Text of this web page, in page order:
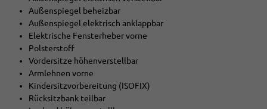
Außenspiegel beheizbar
Außenspiegel elektrisch anklappbar
Elektrische Fensterheber vorne
Polsterstoff
Vordersitze höhenverstellbar
Armlehnen vorne
Kindersitzvorbereitung (ISOFIX)
Rücksitzbank teilbar